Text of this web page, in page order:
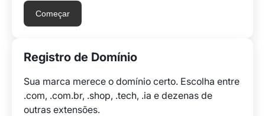
Começar
Registro de Domínio
Sua marca merece o domínio certo. Escolha entre
.com, .com.br, .shop, .tech, .ia e dezenas de
outras extensões.